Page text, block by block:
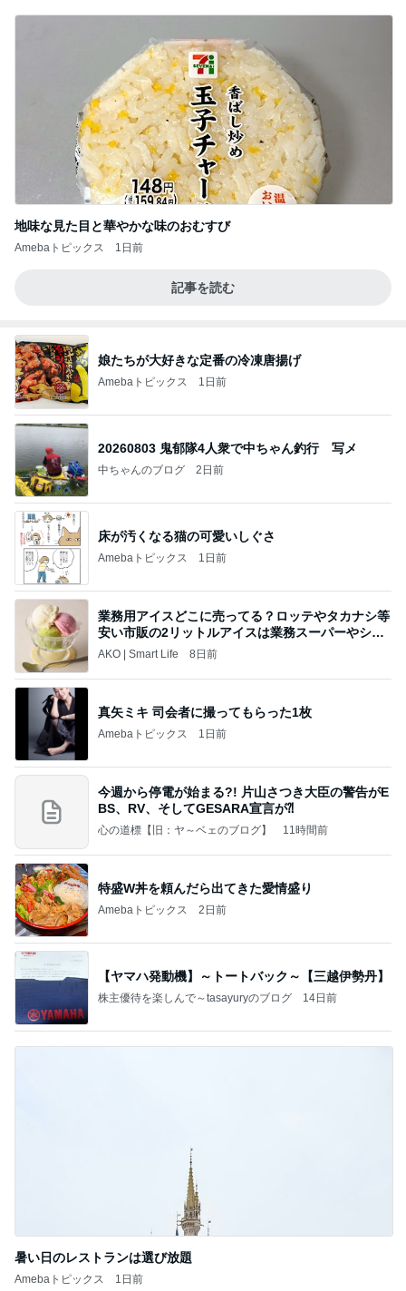
地味な見た目と華やかな味のおむすび
Amebaトピックス 1日前
記事を読む
娘たちが大好きな定番の冷凍唐揚げ
Amebaトピックス 1日前
20260803 鬼郁隊4人衆で中ちゃん釣行 写メ
中ちゃんのブログ 2日前
床が汚くなる猫の可愛いしぐさ
Amebaトピックス 1日前
業務用アイスどこに売ってる？ロッテやタカナシ等
安い市販の2リットルアイスは業務スーパーやシャ
トレ
AKO | Smart Life 8日前
真矢ミキ 司会者に撮ってもらった1枚
Amebaトピックス 1日前
今週から停電が始まる?! 片山さつき大臣の警告がE
BS、RV、そしてGESARA宣言が⁈
心の道標【旧：ヤ～ベェのブログ】 11時間前
特盛W丼を頼んだら出てきた愛情盛り
Amebaトピックス 2日前
【ヤマハ発動機】～トートバック～【三越伊勢丹】
株主優待を楽しんで～tasayuryのブログ 14日前
暑い日のレストランは選び放題
Amebaトピックス 1日前